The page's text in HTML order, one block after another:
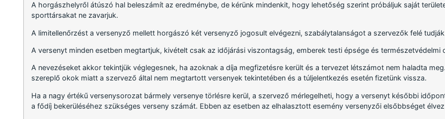
A horgászhelyről átúszó hal beleszámít az eredménybe, de kérünk mindenkit, hogy lehetőség szerint próbáljuk saját
sporttársakat ne zavarjuk.
A limitellenőrzést a versenyző mellett horgászó két versenyző jogosult elvégezni, szabálytalanságot a szervezők felé
A versenyt minden esetben megtartjuk, kivételt csak az időjárási viszontagság, emberek testi épsége és természetvédelmi
A nevezéseket akkor tekintjük véglegesnek, ha azoknak a díja megfizetésre került és a tervezet létszámot nem haladta
szereplő okok miatt a szervező által nem megtartott versenyek tekintetében és a túljelentkezés esetén fizetünk vissza.
Ha a nagy értékű versenysorozat bármely versenye törlésre kerül, a szervező mérlegelheti, hogy a versenyt későbbi
a fődíj bekerüléséhez szükséges verseny számát. Ebben az esetben az elhalasztott esemény versenyzői elsőbbséget